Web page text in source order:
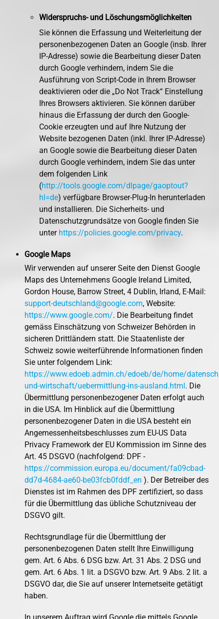
Widerspruchs- und Löschungsmöglichkeiten
Sie können die Erfassung und Weiterleitung der
personenbezogenen Daten an Google (insb. Ihrer
IP-Adresse) sowie die Bearbeitung dieser Daten
durch Google verhindern, indem Sie die
Ausführung von Script-Code in Ihrem Browser
deaktivieren oder die „Do Not Track“ Einstellung
Ihres Browsers aktivieren. Sie können darüber
hinaus die Erfassung der durch den Google-
Cookie erzeugten und auf Ihre Nutzung der
Website bezogenen Daten (inkl. Ihrer IP-Adresse)
an Google sowie die Bearbeitung dieser Daten
durch Google verhindern, indem Sie das unter
dem folgenden Link
(http://tools.google.com/dlpage/gaoptout?
hl=de) verfügbare Browser-Plug-In herunterladen
und installieren. Die Sicherheits- und
Datenschutzgrundsätze von Google finden Sie
unter https://policies.google.com/privacy.
Google Maps
Wir verwenden auf unserer Seite den Dienst Google
Maps des Unternehmens Google Ireland Limited,
Gordon House, Barrow Street, 4 Dublin, Irland, E-Mail:
support-deutschland@google.com, Website:
https://www.google.com/. Die Bearbeitung findet
gemäss Einschätzung von Schweizer Behörden in
sicheren Drittländern statt. Die Staatenliste der
Schweiz sowie weiterführende Informationen finden
Sie unter folgendem Link:
https://www.edoeb.admin.ch/edoeb/de/home/
und-wirtschaft/uebermittlung-ins-ausland.html. Die
Übermittlung personenbezogener Daten erfolgt auch
in die USA. Im Hinblick auf die Übermittlung
personenbezogener Daten in die USA besteht ein
Angemessenheitsbeschlusses zum EU-US Data
Privacy Framework der EU Kommission im Sinne des
Art. 45 DSGVO (nachfolgend: DPF -
https://commission.europa.eu/document/fa09cbad-
dd7d-4684-ae60-be03fcb0fddf_en ). Der Betreiber des
Dienstes ist im Rahmen des DPF zertifiziert, so dass
für die Übermittlung das übliche Schutzniveau der
DSGVO gilt.
Rechtsgrundlage für die Übermittlung der
personenbezogenen Daten stellt Ihre Einwilligung
gem. Art. 6 Abs. 6 DSG bzw. Art. 31 Abs. 2 DSG und
gem. Art. 6 Abs. 1 lit. a DSGVO bzw. Art. 9 Abs. 2 lit. a
DSGVO dar, die Sie auf unserer Internetseite getätigt
haben.